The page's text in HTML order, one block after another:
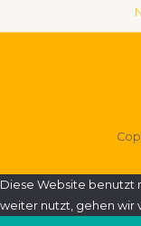
Diese Website benutzt
weiter nutzt, gehen wir